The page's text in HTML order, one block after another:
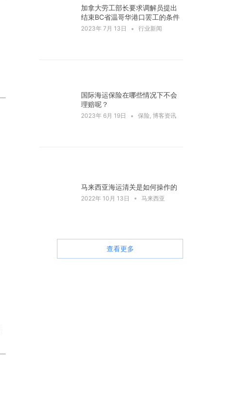
加拿大劳工部长要求调解员提出
结束BC省温哥华港口罢工的条件
2023年 7月 13日 行业新闻
国际海运保险在哪些情况下不会
理赔呢？
2023年 6月 19日 保险, 博客资讯
马来西亚海运清关是如何操作的
2022年 10月 13日 马来西亚
查看更多